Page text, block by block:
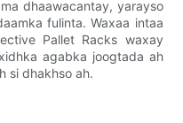
dhaawacantay, yarayso
fulinta. Waxaa intaa
Pallet Racks waxay
agabka joogtada ah
si dhakhso ah.